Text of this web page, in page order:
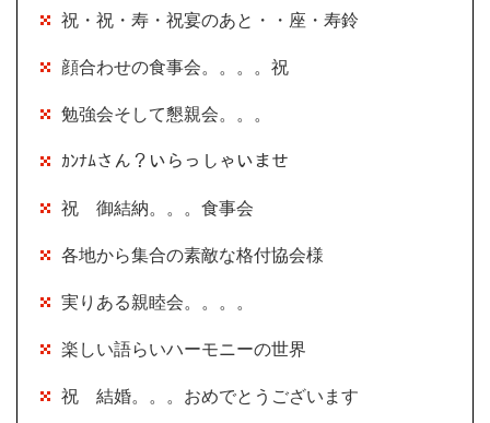
祝・祝・寿・祝宴のあと・・座・寿鈴
顔合わせの食事会。。。。祝
勉強会そして懇親会。。。
ｶﾝﾅﾑさん？いらっしゃいませ
祝 御結納。。。食事会
各地から集合の素敵な格付協会様
実りある親睦会。。。。
楽しい語らいハーモニーの世界
祝 結婚。。。おめでとうございます